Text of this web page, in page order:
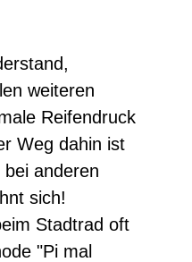
weiteren
Reifendruck
Weg dahin ist
anderen
sich!
Stadtrad oft
"Pi mal